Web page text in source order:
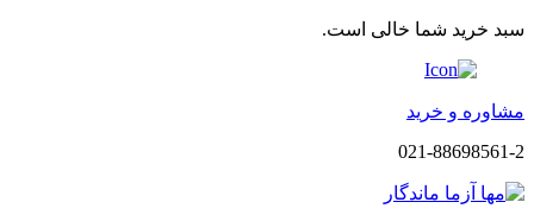
سبد خرید شما خالی است.
مشاوره و خرید
021-88698561-2